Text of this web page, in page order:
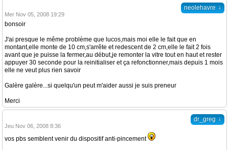
neolehavre ↓
Mer Nov 05, 2008 19:29
bonsoir
J'ai presque le même problème que lucos,mais moi elle le fait que en
montant,elle monte de 10 cm,s'arrête et redescent de 2 cm,elle le fait 2 fois
avant que je puisse la fermer,au début,je remonter la vitre tout en haut et rester
appuyer 30 seconde pour la reinitialiser et ça refonctionner,mais depuis 1 mois
elle ne veut plus rien savoir
Galère galère...si quelqu'un peut m'aider aussi je suis preneur
Merci
dr_greg ↓
Jeu Nov 06, 2008 8:36
vos pbs semblent venir du dispositif anti-pincement